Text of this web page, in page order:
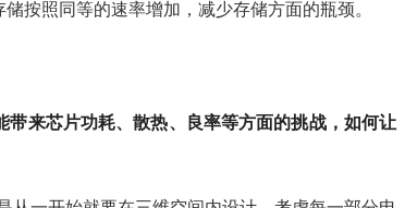
按照同等的速率增加，减少存储方面的瓶颈。
来芯片功耗、散热、良率等方面的挑战，如何让